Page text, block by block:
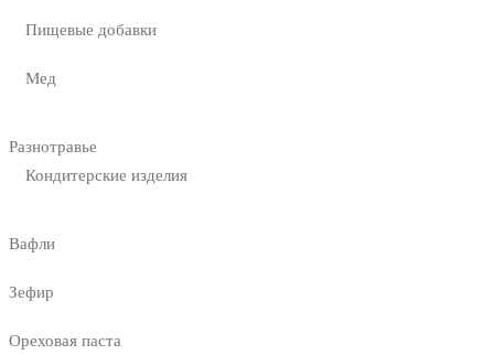
Пищевые добавки
Мед
Разнотравье
Кондитерские изделия
Вафли
Зефир
Ореховая паста